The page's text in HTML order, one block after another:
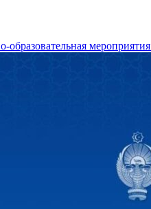
образовательная мероприятия